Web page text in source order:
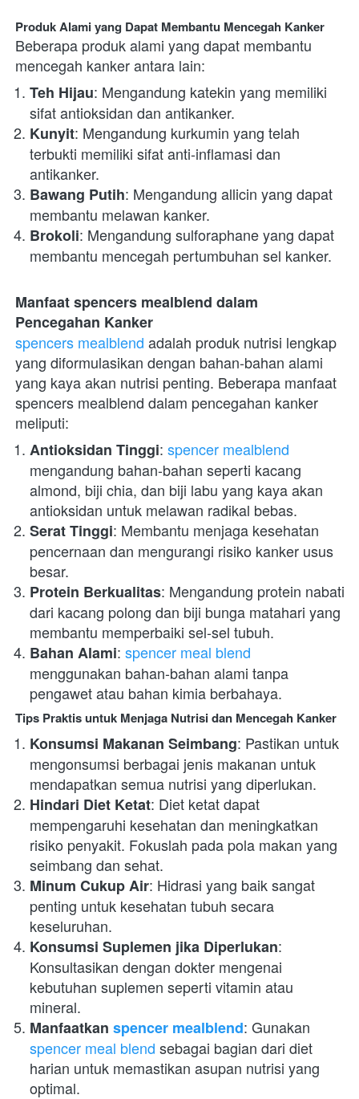
Produk Alami yang Dapat Membantu Mencegah Kanker
Beberapa produk alami yang dapat membantu
mencegah kanker antara lain:
Teh Hijau: Mengandung katekin yang memiliki
sifat antioksidan dan antikanker.
Kunyit: Mengandung kurkumin yang telah
terbukti memiliki sifat anti-inflamasi dan
antikanker.
Bawang Putih: Mengandung allicin yang dapat
membantu melawan kanker.
Brokoli: Mengandung sulforaphane yang dapat
membantu mencegah pertumbuhan sel kanker.
Manfaat spencers mealblend dalam
Pencegahan Kanker
spencers mealblend adalah produk nutrisi lengkap
yang diformulasikan dengan bahan-bahan alami
yang kaya akan nutrisi penting. Beberapa manfaat
spencers mealblend dalam pencegahan kanker
meliputi:
Antioksidan Tinggi: spencer mealblend
mengandung bahan-bahan seperti kacang
almond, biji chia, dan biji labu yang kaya akan
antioksidan untuk melawan radikal bebas.
Serat Tinggi: Membantu menjaga kesehatan
pencernaan dan mengurangi risiko kanker usus
besar.
Protein Berkualitas: Mengandung protein nabati
dari kacang polong dan biji bunga matahari yang
membantu memperbaiki sel-sel tubuh.
Bahan Alami: spencer meal blend
menggunakan bahan-bahan alami tanpa
pengawet atau bahan kimia berbahaya.
Tips Praktis untuk Menjaga Nutrisi dan Mencegah Kanker
Konsumsi Makanan Seimbang: Pastikan untuk
mengonsumsi berbagai jenis makanan untuk
mendapatkan semua nutrisi yang diperlukan.
Hindari Diet Ketat: Diet ketat dapat
mempengaruhi kesehatan dan meningkatkan
risiko penyakit. Fokuslah pada pola makan yang
seimbang dan sehat.
Minum Cukup Air: Hidrasi yang baik sangat
penting untuk kesehatan tubuh secara
keseluruhan.
Konsumsi Suplemen jika Diperlukan:
Konsultasikan dengan dokter mengenai
kebutuhan suplemen seperti vitamin atau
mineral.
Manfaatkan spencer mealblend
spencer meal blend sebagai bagian dari diet
harian untuk memastikan asupan nutrisi yang
optimal.